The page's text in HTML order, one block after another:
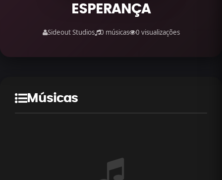
ESPERANÇA
Sideout Studios 0 músicas 0 visualizações
Músicas